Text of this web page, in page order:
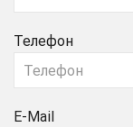
Телефон
E-Mail